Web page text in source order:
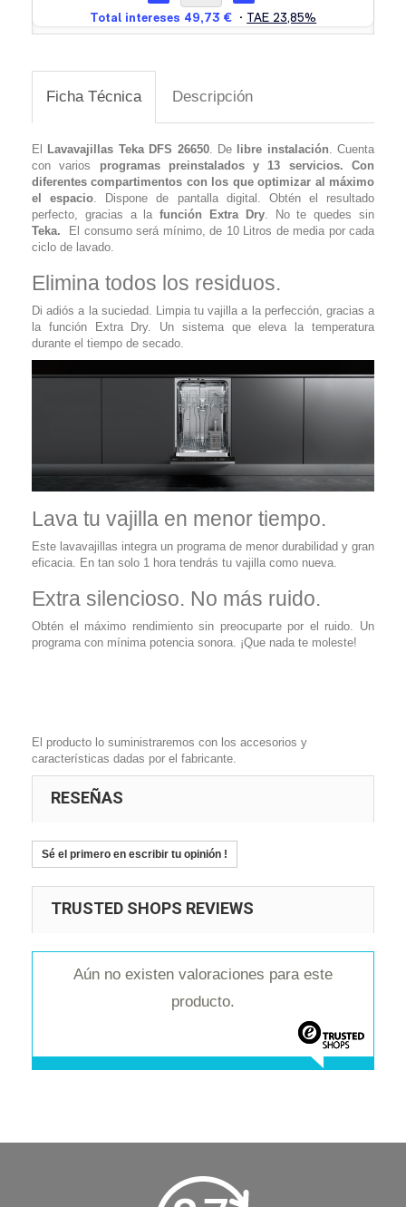
Ficha Técnica Descripción
El Lavavajillas Teka DFS 26650. Delibre instalación. Cuenta
con varios programas preinstalados y 13 servicios. Con
diferentes compartimentos con los que optimizar al máximo
el espacio. Dispone de pantalla digital.
Obtén el resultado
perfecto, gracias a lafunción Extra Dry. No te quedes sin
Teka.
El consumo será mínimo, de 10 Litros de media por cada
ciclo de lavado.
Elimina todos los residuos.
Di adiós a la suciedad. Limpia tu vajilla a la perfección, gracias a
la función Extra Dry. Un sistema que eleva la temperatura
durante el tiempo de secado.
Lava tu vajilla en menor tiempo.
Este lavavajillas integra un programa de menor durabilidad y gran
eficacia. En tan solo 1 hora tendrás tu vajilla como nueva.
Extra silencioso. No más ruido.
Obtén el máximo rendimiento sin preocuparte por el ruido. Un
programa con mínima potencia sonora. ¡Que nada te moleste!
El producto lo suministraremos con los accesorios y
características dadas por el fabricante.
RESEÑAS
Sé el primero en escribir tu opinión !
TRUSTED SHOPS REVIEWS
Aún no existen valoraciones para este
producto.